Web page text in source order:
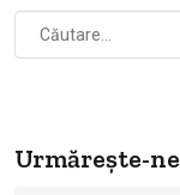
Caută
după:
Urmărește-ne